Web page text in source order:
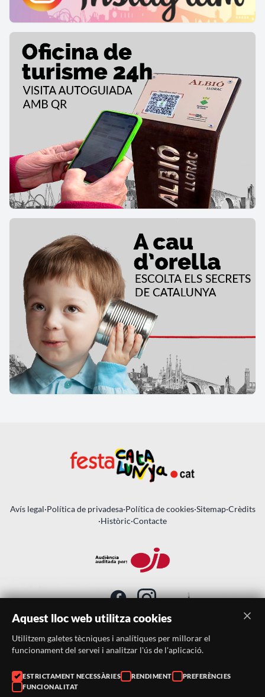
Avís legal·Política de privadesa·Política de cookies·Sitemap·Crèdits
·Històric·Contacte
SUBSCRIU-TE AL BUTLLETÍ
Telèfon:
938046359
Correu:
Aquest lloc web utilitza cookies
Utilitzem galetes tècniques i analítiques per millorar el
funcionament del servei i analitzar l'ús de l'aplicació.
ESTRICTAMENT NECESSÀRIES RENDIMENT
PREFERÈNCIES
FUNCIONALITAT